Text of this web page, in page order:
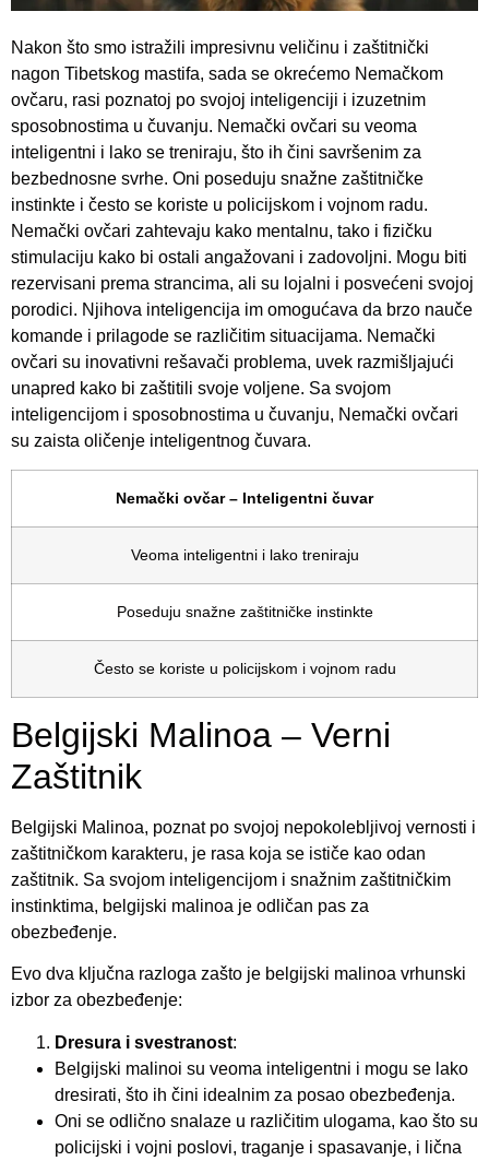
Nakon što smo istražili impresivnu veličinu i zaštitnički
nagon Tibetskog mastifa, sada se okrećemo Nemačkom
ovčaru, rasi poznatoj po svojoj inteligenciji i izuzetnim
sposobnostima u čuvanju. Nemački ovčari su veoma
inteligentni i lako se treniraju, što ih čini savršenim za
bezbednosne svrhe. Oni poseduju snažne zaštitničke
instinkte i često se koriste u policijskom i vojnom radu.
Nemački ovčari zahtevaju kako mentalnu, tako i fizičku
stimulaciju kako bi ostali angažovani i zadovoljni. Mogu biti
rezervisani prema strancima, ali su lojalni i posvećeni svojoj
porodici. Njihova inteligencija im omogućava da brzo nauče
komande i prilagode se različitim situacijama. Nemački
ovčari su inovativni rešavači problema, uvek razmišljajući
unapred kako bi zaštitili svoje voljene. Sa svojom
inteligencijom i sposobnostima u čuvanju, Nemački ovčari
su zaista oličenje inteligentnog čuvara.
Nemački ovčar – Inteligentni čuvar
Veoma inteligentni i lako treniraju
Poseduju snažne zaštitničke instinkte
Često se koriste u policijskom i vojnom radu
Belgijski Malinoa – Verni
Zaštitnik
Belgijski Malinoa, poznat po svojoj nepokolebljivoj vernosti i
zaštitničkom karakteru, je rasa koja se ističe kao odan
zaštitnik. Sa svojom inteligencijom i snažnim zaštitničkim
instinktima, belgijski malinoa je odličan pas za
obezbeđenje.
Evo dva ključna razloga zašto je belgijski malinoa vrhunski
izbor za obezbeđenje:
Dresura i svestranost:
Belgijski malinoi su veoma inteligentni i mogu se lako
dresirati, što ih čini idealnim za posao obezbeđenja.
Oni se odlično snalaze u različitim ulogama, kao što su
policijski i vojni poslovi, traganje i spasavanje, i lična